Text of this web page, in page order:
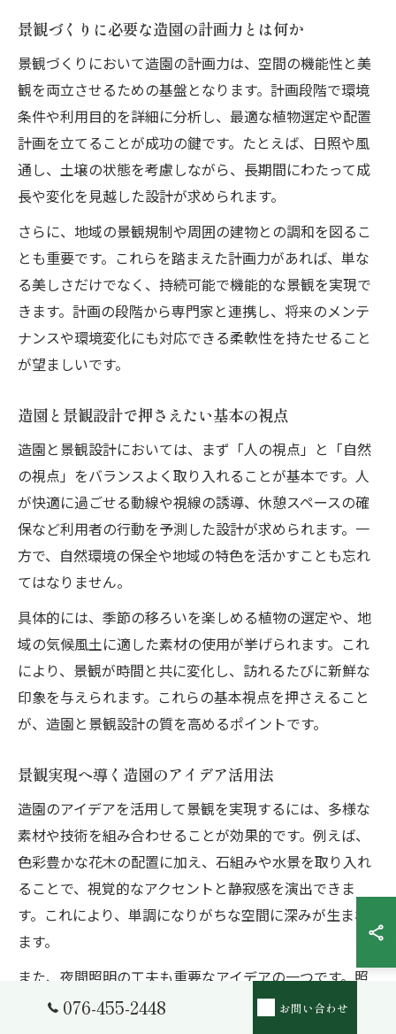
景観づくりに必要な造園の計画力とは何か
景観づくりにおいて造園の計画力は、空間の機能性と美
観を両立させるための基盤となります。計画段階で環境
条件や利用目的を詳細に分析し、最適な植物選定や配置
計画を立てることが成功の鍵です。たとえば、日照や風
通し、土壌の状態を考慮しながら、長期間にわたって成
長や変化を見越した設計が求められます。
さらに、地域の景観規制や周囲の建物との調和を図るこ
とも重要です。これらを踏まえた計画力があれば、単な
る美しさだけでなく、持続可能で機能的な景観を実現で
きます。計画の段階から専門家と連携し、将来のメンテ
ナンスや環境変化にも対応できる柔軟性を持たせること
が望ましいです。
造園と景観設計で押さえたい基本の視点
造園と景観設計においては、まず「人の視点」と「自然
の視点」をバランスよく取り入れることが基本です。人
が快適に過ごせる動線や視線の誘導、休憩スペースの確
保など利用者の行動を予測した設計が求められます。一
方で、自然環境の保全や地域の特色を活かすことも忘れ
てはなりません。
具体的には、季節の移ろいを楽しめる植物の選定や、地
域の気候風土に適した素材の使用が挙げられます。これ
により、景観が時間と共に変化し、訪れるたびに新鮮な
印象を与えられます。これらの基本視点を押さえること
が、造園と景観設計の質を高めるポイントです。
景観実現へ導く造園のアイデア活用法
造園のアイデアを活用して景観を実現するには、多様な
素材や技術を組み合わせることが効果的です。例えば、
色彩豊かな花木の配置に加え、石組みや水景を取り入れ
ることで、視覚的なアクセントと静寂感を演出できま
す。これにより、単調になりがちな空間に深みが生まれ
ます。
また、夜間照明の工夫も重要なアイデアの一つです。照
明の配置や光の強弱を調整することで、昼間とは異なる
076-455-2448 お問い合わせ